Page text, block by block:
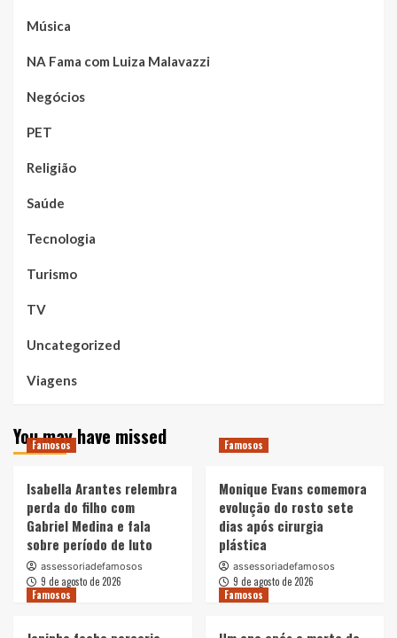
Música
NA Fama com Luiza Malavazzi
Negócios
PET
Religião
Saúde
Tecnologia
Turismo
TV
Uncategorized
Viagens
You may have missed
Famosos
Isabella Arantes relembra
perda do filho com
Gabriel Medina e fala
sobre período de luto
assessoriadefamosos
9 de agosto de 2026
Famosos
Monique Evans comemora
evolução do rosto sete
dias após cirurgia
plástica
assessoriadefamosos
9 de agosto de 2026
Famosos
Famosos